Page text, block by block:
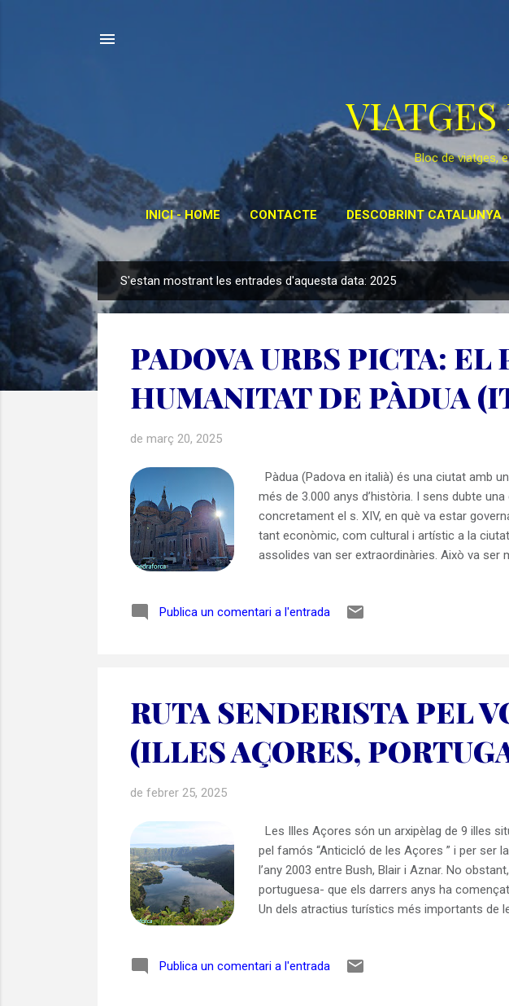
Bloc de viatges,
INICI - HOME CONTACTE DESCOBRINT CATALUNYA
POSTS
E
n
S'estan mostrant les entrades d'aquesta data: 2025
PADOVA URBS PICTA:
HUMANITAT DE PÀDUA
de març 20, 2025
Pàdua (Padova en italià) és una ciutat amb
més de 3.000 anys d’història. I sens dubte
concretament el s. XIV, en què va estar
tant econòmic, com cultural i artístic a la
assolides van ser extraordinàries. Això va
cicles de frescos de Pàdu a il·lustren
Publica un comentari a l'entrada
RUTA SENDERISTA PEL
(ILLES AÇORES,
de febrer 25, 2025
Les Illes Açores són un arxipèlag de 9 illes
pel famós “Anticicló de les Açores ” i per ser
l’any 2003 entre Bush, Blair i Aznar. No
portuguesa- que els darrers anys ha
Un dels atractius turístics més importants de
dels grans causants que el paisatge de les Illes
Publica un comentari a l'entrada